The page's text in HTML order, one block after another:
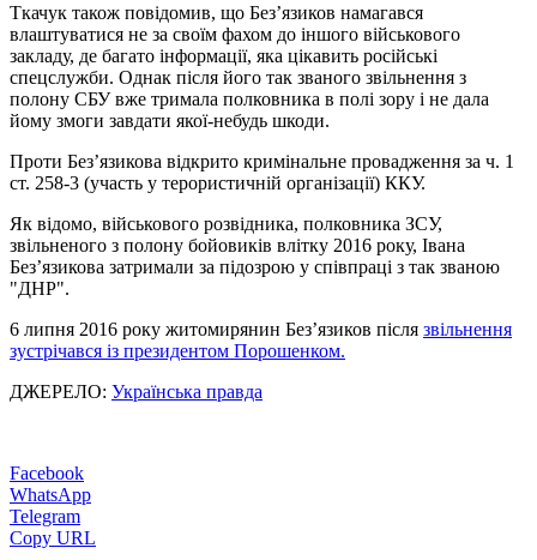
Ткачук також повідомив, що Без’язиков намагався
влаштуватися не за своїм фахом до іншого військового
закладу, де багато інформації, яка цікавить російські
спецслужби. Однак після його так званого звільнення з
полону СБУ вже тримала полковника в полі зору і не дала
йому змоги завдати якої-небудь шкоди.
Проти Без’язикова відкрито кримінальне провадження за ч. 1
ст. 258-3 (участь у терористичній організації) ККУ.
Як відомо, військового розвідника, полковника ЗСУ,
звільненого з полону бойовиків влітку 2016 року, Івана
Без’язикова затримали за підозрою у співпраці з так званою
"ДНР".
6 липня 2016 року житомирянин Без’язиков після звільнення
зустрічався із президентом Порошенком.
ДЖЕРЕЛО: Українська правда
Facebook
WhatsApp
Telegram
Copy URL